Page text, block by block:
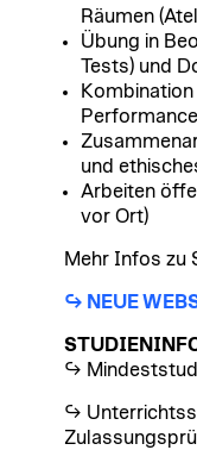
Räumen
Übung in
Tests) und
und
Arbeiten
vor Ort)
Mehr Infos zu
↪ NEUE
↪
↪